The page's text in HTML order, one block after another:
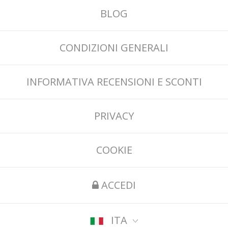
BLOG
CONDIZIONI GENERALI
INFORMATIVA RECENSIONI E SCONTI
PRIVACY
COOKIE
ACCEDI
ITA